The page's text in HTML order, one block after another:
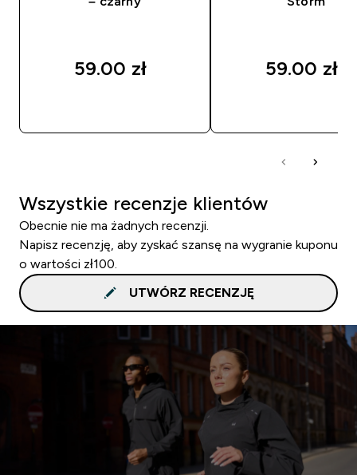
59.00 zł‎ 59.00 zł‎
Wszystkie recenzje klientów
Obecnie nie ma żadnych recenzji.
Napisz recenzję, aby zyskać szansę na wygranie kuponu
o wartości zł100.
UTWÓRZ RECENZJĘ